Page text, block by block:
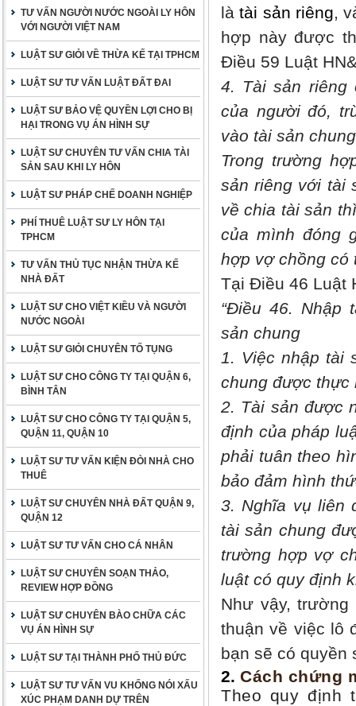
TƯ VẤN NGƯỜI NƯỚC NGOÀI LY HÔN
VỚI NGƯỜI VIỆT NAM
LUẬT SƯ GIỎI VỀ THỪA KẾ TẠI TPHCM
LUẬT SƯ TƯ VẤN LUẬT ĐẤT ĐAI
LUẬT SƯ BẢO VỆ QUYỀN LỢI CHO BỊ
HẠI TRONG VỤ ÁN HÌNH SỰ
LUẬT SƯ CHUYÊN TƯ VẤN CHIA TÀI
SẢN SAU KHI LY HÔN
LUẬT SƯ PHÁP CHẾ DOANH NGHIỆP
PHÍ THUÊ LUẬT SƯ LY HÔN TẠI
TPHCM
TƯ VẤN THỦ TỤC NHẬN THỪA KẾ
NHÀ ĐẤT
LUẬT SƯ CHO VIỆT KIỀU VÀ NGƯỜI
NƯỚC NGOÀI
LUẬT SƯ GIỎI CHUYÊN TỐ TỤNG
LUẬT SƯ CHO CÔNG TY TẠI QUẬN 6,
BÌNH TÂN
LUẬT SƯ CHO CÔNG TY TẠI QUẬN 5,
QUẬN 11, QUẬN 10
LUẬT SƯ TƯ VẤN KIỆN ĐÒI NHÀ CHO
THUÊ
LUẬT SƯ CHUYÊN NHÀ ĐẤT QUẬN 9,
QUẬN 12
LUẬT SƯ TƯ VẤN CHO CÁ NHÂN
LUẬT SƯ CHUYÊN SOẠN THẢO,
REVIEW HỢP ĐỒNG
LUẬT SƯ CHUYÊN BÀO CHỮA CÁC
VỤ ÁN HÌNH SỰ
LUẬT SƯ TẠI THÀNH PHỐ THỦ ĐỨC
LUẬT SƯ TƯ VẤN VU KHỐNG NÓI XẤU
XÚC PHẠM DANH DỰ TRÊN
làtài sản riêng,
hợp này được
Điều 59 Luật
4. Tài sản riêng
của người đó,
vào tài sản
Trong trường
sản riêng với tài
về chia tài sản
của mình đóng
hợp vợ chồng có
Tại Điều 46 Luật
“Điều 46. Nhập
sản chung
1. Việc nhập tài
chung được thực
2. Tài sản được
định của pháp
phải tuân theo
bảo đảm hình
3. Nghĩa vụ liên
tài sản chung
trường hợp vợ
luật có quy định
Như vậy,
thuận về việc lô
bạn sẽ có quyền
2. Cách chứng
Theo quy định